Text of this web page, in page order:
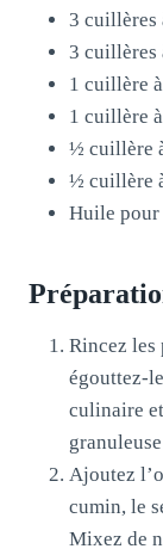
3 cuillères
3 cuillères
1 cuillère
1 cuillère
½ cuillère
½ cuillère
Huile
Rincez les
égouttez-
culinaire
Ajoutez
cumin, le
Mixez de